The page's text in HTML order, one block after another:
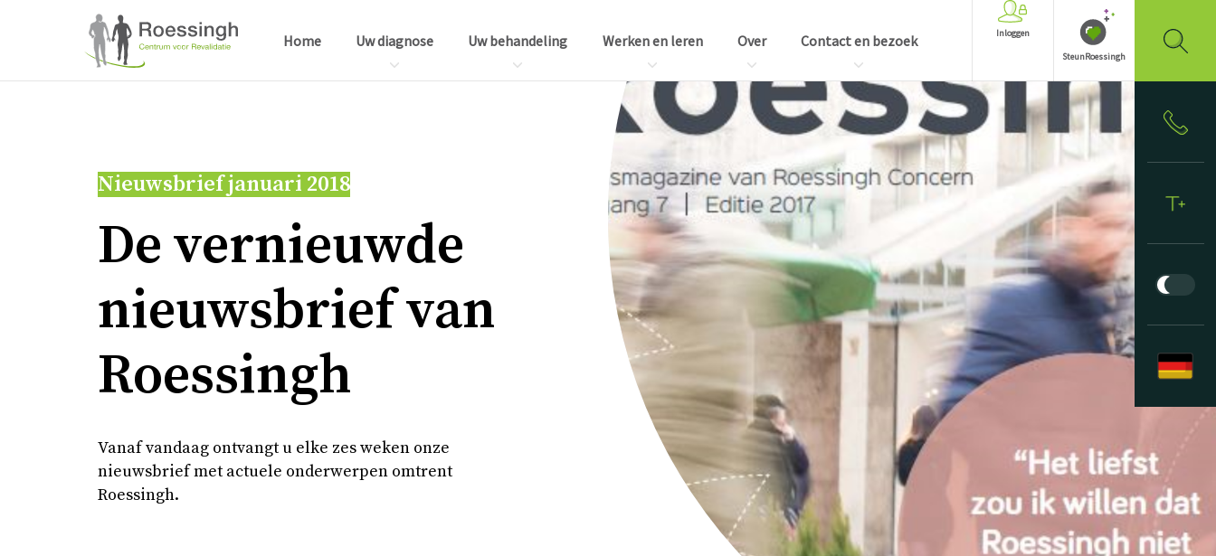
Home Uw diagnose Uw behandeling Werken en leren Over Contact en bezoek
Inloggen
SteunRoessingh
Nieuwsbrief januari 2018
De ver­nieuw­de
nieuws­brief van
Roes­singh
Vanaf vandaag ontvangt u elke zes weken onze
nieuwsbrief met actuele onderwerpen omtrent
Roessingh.